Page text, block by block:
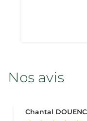
Nos avis
Chantal